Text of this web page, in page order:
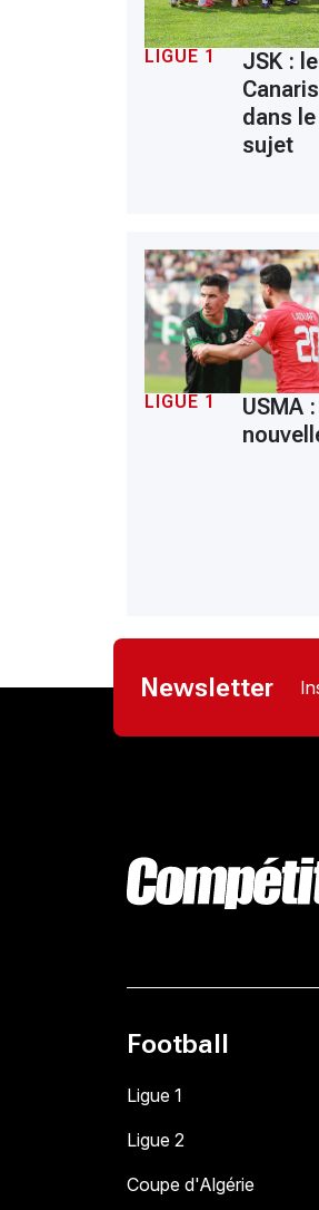
LIGUE 1
JSK :
dans
sujet
LIGUE 1
USMA
Newsletter
Football
Ligue 1
Ligue 2
Coupe d'Algérie